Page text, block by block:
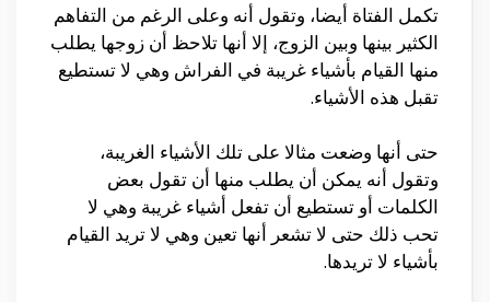
تكمل الفتاة أيضا، وتقول أنه وعلى الرغم من التفاهم
الكثير بينها وبين الزوج، إلا أنها تلاحظ أن زوجها يطلب
منها القيام بأشياء غريبة في الفراش وهي لا تستطيع
تقبل هذه الأشياء.
حتى أنها وضعت مثالا على تلك الأشياء الغريبة،
وتقول أنه يمكن أن يطلب منها أن تقول بعض
الكلمات أو تستطيع أن تفعل أشياء غريبة وهي لا
تحب ذلك حتى لا تشعر أنها تعين وهي لا تريد القيام
بأشياء لا تريدها.